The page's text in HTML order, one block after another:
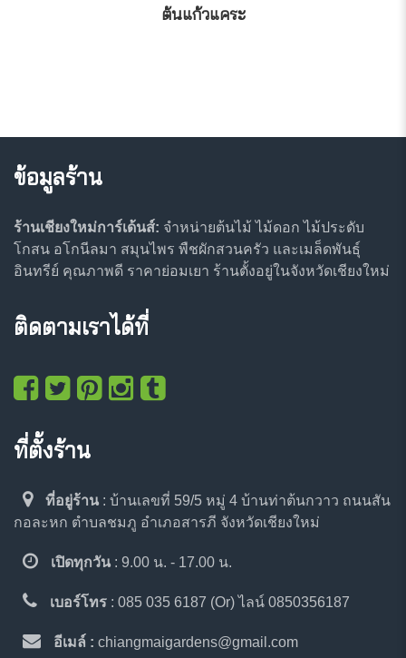
ต้นแก้วแคระ
ข้อมูลร้าน
ร้านเชียงใหม่การ์เด้นส์: จำหน่ายต้นไม้ ไม้ดอก ไม้ประดับ
โกสน อโกนีลมา สมุนไพร พืชผักสวนครัว และเมล็ดพันธุ์
อินทรีย์ คุณภาพดี ราคาย่อมเยา ร้านตั้งอยู่ในจังหวัดเชียงใหม่
ติดตามเราได้ที่
ที่ตั้งร้าน
ที่อยู่ร้าน : บ้านเลขที่ 59/5 หมู่ 4 บ้านท่าต้นกวาว ถนนสัน
กอละหก ตำบลชมภู อำเภอสารภี จังหวัดเชียงใหม่
เปิดทุกวัน : 9.00 น. - 17.00 น.
เบอร์โทร : 085 035 6187 (Or) ไลน์ 0850356187
อีเมล์ : chiangmaigardens@gmail.com